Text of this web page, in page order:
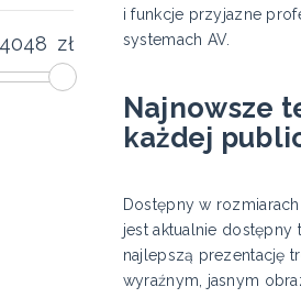
i funkcje przyjazne
systemach AV.
Najnowsze
każdej
Dostępny w
jest aktualnie dostępny
najlepszą prezentację
wyraźnym, jasnym
zł